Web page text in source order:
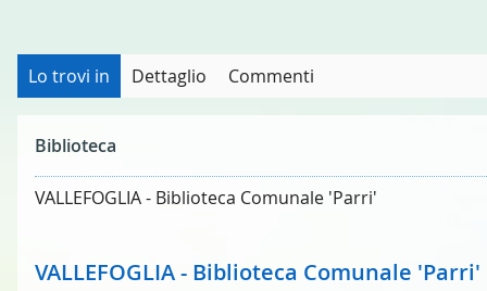
Lo trovi in Dettaglio Commenti
Biblioteca
VALLEFOGLIA - Biblioteca Comunale 'Parri'
VALLEFOGLIA - Biblioteca Comunale 'Parri'